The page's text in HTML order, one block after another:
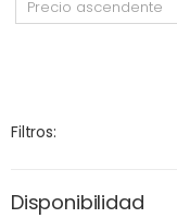
Filtros:
Disponibilidad